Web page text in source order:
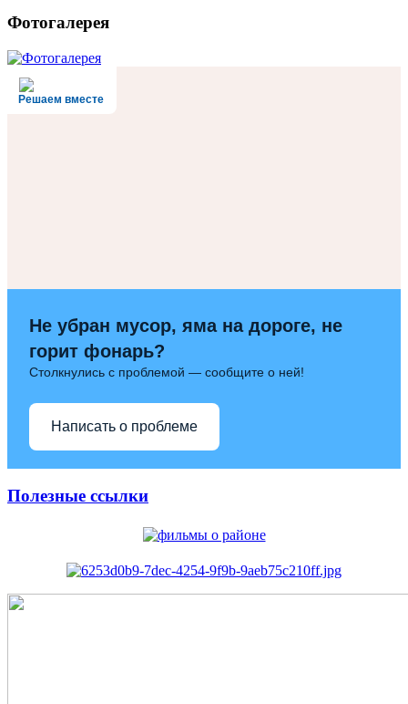
Фотогалерея
Решаем вместе
Не убран мусор, яма на дороге, не
горит фонарь?
Столкнулись с проблемой — сообщите о ней!
Написать о проблеме
Полезные ссылки